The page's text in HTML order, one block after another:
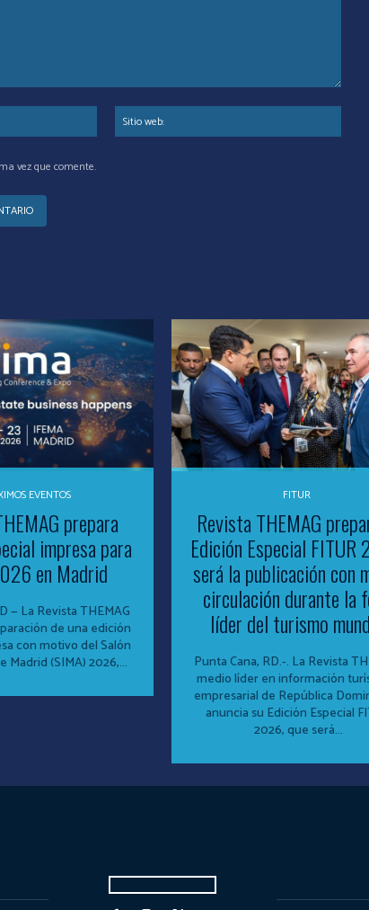
Correo
electrónico:*
web:
vez que comente.
EVENTOS
prepara
impresa para
en Madrid
— La Revista THEMAG
de una edición
con motivo del Salón
Madrid (SIMA) 2026,...
FITUR
Revista THEMAG
Edición Especial FITUR
será la publicación con
circulación durante la
líder del turismo
Punta Cana, RD.-. La Revista
medio líder en información
empresarial de República
anuncia su Edición Especial
2026, que será...